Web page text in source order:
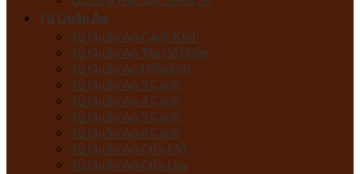
Tủ Quần Áo
Tủ Quần Áo Cánh Kính
Tủ Quần Áo Tân Cổ Điển
Tủ Quần Áo Hiện Đại
Tủ Quần Áo 3 Cánh
Tủ Quần Áo 4 Cánh
Tủ Quần Áo 5 Cánh
Tủ Quần Áo 6 Cánh
Tủ Quần Áo Cửa Mở
Tủ Quần Áo Cửa Lùa